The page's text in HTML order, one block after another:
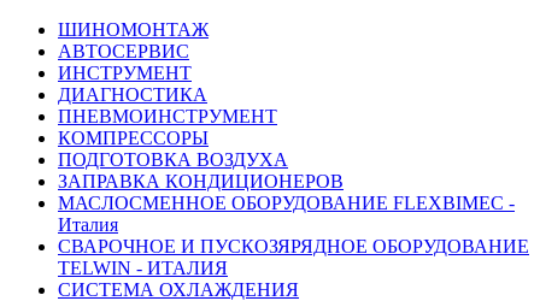
ШИНОМОНТАЖ
АВТОСЕРВИС
ИНСТРУМЕНТ
ДИАГНОСТИКА
ПНЕВМОИНСТРУМЕНТ
КОМПРЕССОРЫ
ПОДГОТОВКА ВОЗДУХА
ЗАПРАВКА КОНДИЦИОНЕРОВ
МАСЛОСМЕННОЕ ОБОРУДОВАНИЕ FLEXBIMEC -
Италия
СВАРОЧНОЕ И ПУСКОЗЯРЯДНОЕ ОБОРУДОВАНИЕ
TELWIN - ИТАЛИЯ
СИСТЕМА ОХЛАЖДЕНИЯ